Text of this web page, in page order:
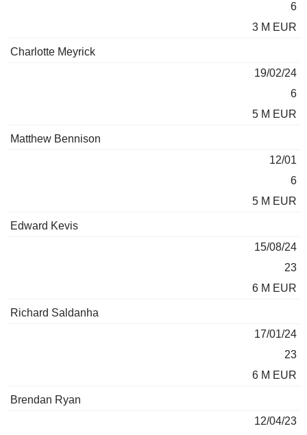
6
3 M EUR
Charlotte Meyrick
19/02/24
6
5 M EUR
Matthew Bennison
12/01
6
5 M EUR
Edward Kevis
15/08/24
23
6 M EUR
Richard Saldanha
17/01/24
23
6 M EUR
Brendan Ryan
12/04/23